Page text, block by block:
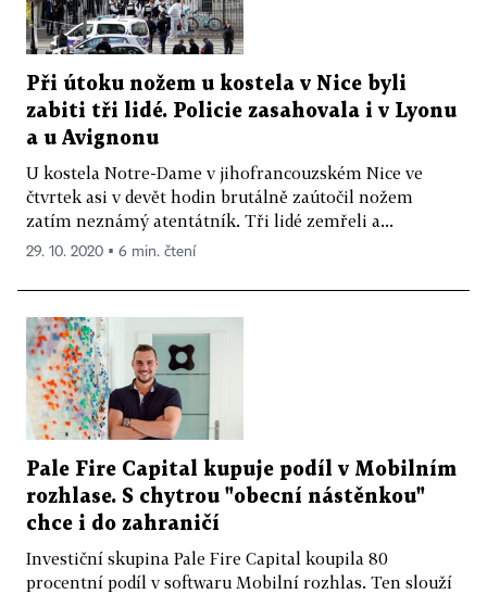
Při útoku nožem u kostela v Nice byli
zabiti tři lidé. Policie zasahovala i v Lyonu
a u Avignonu
U kostela Notre-Dame v jihofrancouzském Nice ve
čtvrtek asi v devět hodin brutálně zaútočil nožem
zatím neznámý atentátník. Tři lidé zemřeli a...
29. 10. 2020 ▪ 6 min. čtení
Pale Fire Capital kupuje podíl v Mobilním
rozhlase. S chytrou "obecní nástěnkou"
chce i do zahraničí
Investiční skupina Pale Fire Capital koupila 80
procentní podíl v softwaru Mobilní rozhlas. Ten slouží